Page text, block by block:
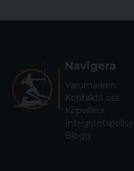
Navigera
Varumärken
Kontakta oss
Köpvillkor
Integritetspolicy
Blogg